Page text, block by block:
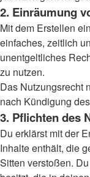
2. Einräumung
Mit dem Erstellen
einfaches, zeitlich
unentgeltliches
zu nutzen.
Das Nutzungsrecht
nach Kündigung
3. Pflichten des
Du erklärst mit der
Inhalte enthält, die
Sitten verstoßen.